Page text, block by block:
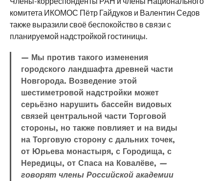
комитета ИКОМОС Пётр Гайдуков и Валентин Седов
также выразили своё беспокойство в связи с
планируемой надстройкой гостиницы.
— Мы против такого изменения
городского ландшафта древней части
Новгорода. Возведение этой
шестиметровой надстройки может
серьёзно нарушить бассейн видовых
связей центральной части Торговой
стороны, но также повлияет и на виды
на Торговую сторону с дальних точек,
от Юрьева монастыря, с Городища, с
Нередицы, от Спаса на Ковалёве, —
говорят члены Российской академии